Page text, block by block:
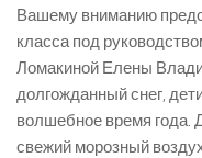
Вашему вниманию
класса под
Ломакиной Елены
долгожданный снег,
волшебное время года.
свежий морозный